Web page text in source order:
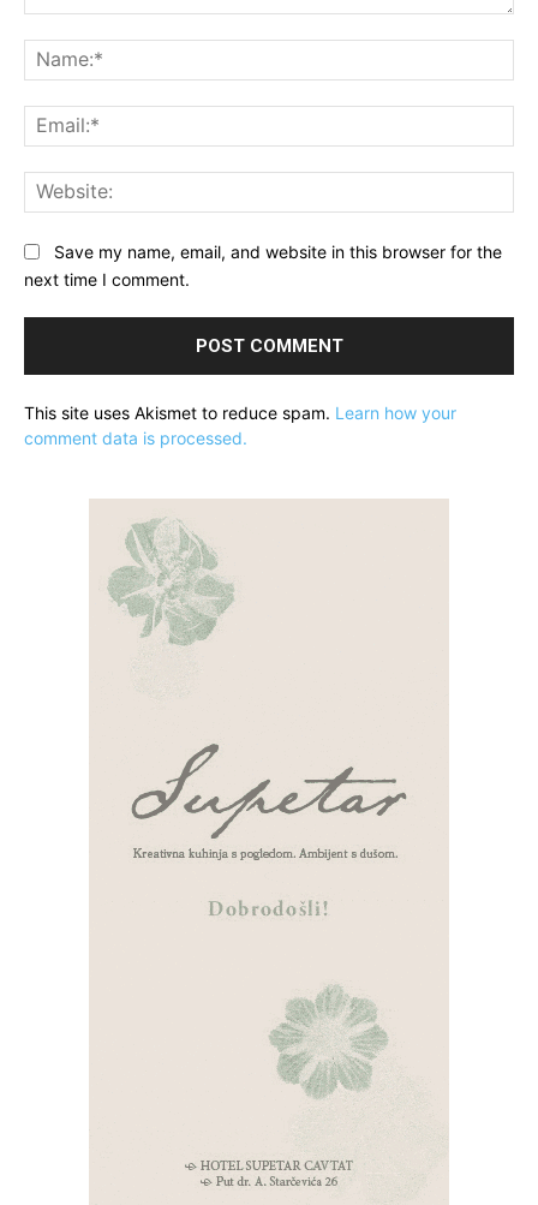
Save my name, email, and website in this browser for the
next time I comment.
This site uses Akismet to reduce spam. Learn how your
comment data is processed.